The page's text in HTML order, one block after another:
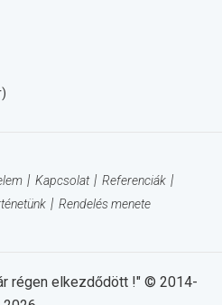
Kapcsolat
Referenciák
Rendelés menete
régen elkezdődött !" © 2014-